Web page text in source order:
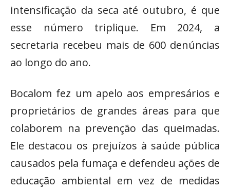
intensificação da seca até outubro, é que
esse número triplique. Em 2024, a
secretaria recebeu mais de 600 denúncias
ao longo do ano.
Bocalom fez um apelo aos empresários e
proprietários de grandes áreas para que
colaborem na prevenção das queimadas.
Ele destacou os prejuízos à saúde pública
causados pela fumaça e defendeu ações de
educação ambiental em vez de medidas